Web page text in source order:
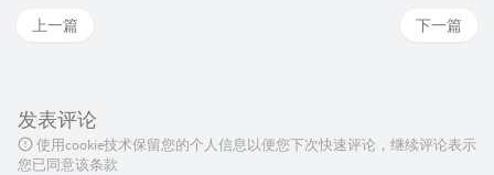
下一篇
上一篇
发表评论
使用cookie技术保留您的个人信息以便您下次快速评论，继续评论表示
您已同意该条款